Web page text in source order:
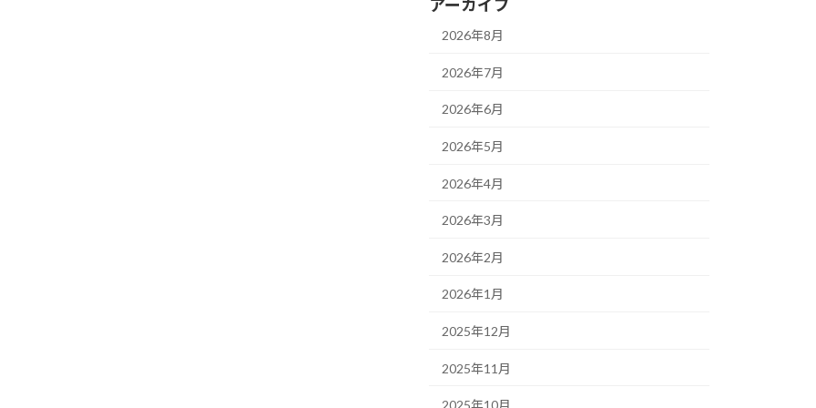
アーカイブ
2026年8月
2026年7月
2026年6月
2026年5月
2026年4月
2026年3月
2026年2月
2026年1月
2025年12月
2025年11月